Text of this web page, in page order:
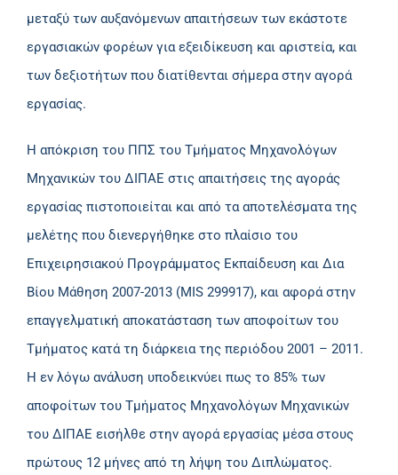
μεταξύ των αυξανόμενων απαιτήσεων των εκάστοτε
εργασιακών φορέων για εξειδίκευση και αριστεία, και
των δεξιοτήτων που διατίθενται σήμερα στην αγορά
εργασίας.
Η απόκριση του ΠΠΣ του Τμήματος Μηχανολόγων
Μηχανικών του ΔΙΠΑΕ στις απαιτήσεις της αγοράς
εργασίας πιστοποιείται και από τα αποτελέσματα της
μελέτης που διενεργήθηκε στο πλαίσιο του
Επιχειρησιακού Προγράμματος Εκπαίδευση και Δια
Βίου Μάθηση 2007-2013 (MIS 299917), και αφορά στην
επαγγελματική αποκατάσταση των αποφοίτων του
Τμήματος κατά τη διάρκεια της περιόδου 2001 – 2011.
Η εν λόγω ανάλυση υποδεικνύει πως το 85% των
αποφοίτων του Τμήματος Μηχανολόγων Μηχανικών
του ΔΙΠΑΕ εισήλθε στην αγορά εργασίας μέσα στους
πρώτους 12 μήνες από τη λήψη του Διπλώματος.